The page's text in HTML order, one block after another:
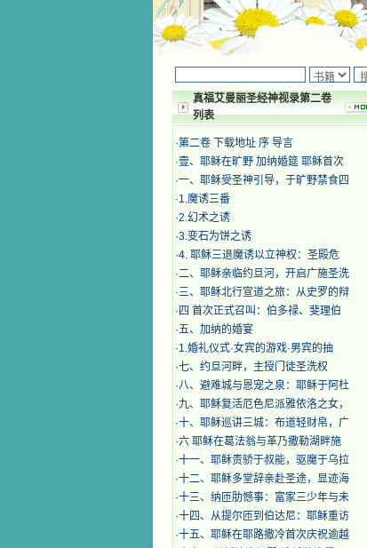
真福艾曼丽圣经神视录第二卷
列表
·第二卷 下载地址 序 导言
·壹、耶稣在旷野 加纳婚筵 耶稣首次
·一、耶稣受圣神引导，于旷野禁食四
·1.魔诱三番
·2.幻术之诱
·3.变石为饼之诱
·4. 耶稣三退魔诱以立神权：圣殿危
·二、耶稣亲临约旦河，开启广施圣洗
·三、耶稣北行宣道之旅：从史罗的辩
· 四 首次正式召叫：伯多禄、斐理伯
·五、加纳的婚宴
·1.婚礼仪式·女宾的游戏·男宾的抽
·七、约旦河畔，主授门徒圣洗权
·八、避难城与恩宠之泉：耶稣于阿杜
·九、耶稣复活厄色尼派雅依洛之女，
·十、耶稣巡讲三城：布道轻财帛，广
·六 耶稣在葛法翁与革乃撒勒湖畔施
·十一、耶稣责骄于叔能，驱魔于乌拉
·十二、耶稣多堂辞亲赴圣途，显迹海
·十三、纳匝肋憾事：富家三少年与未
·十四、从提尔匝到伯达尼：耶稣重访
·十五、耶稣在耶路撒冷首次庆祝逾越